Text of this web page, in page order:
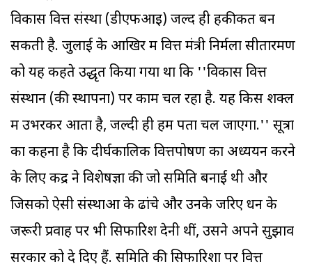
विकास वित्त संस्था (डीएफआइ) जल्द ही हकीकत बन
सकती है. जुलाई के आखिर में वित्त मंत्री निर्मला सीतारमण
को यह कहते उद्धृत किया गया था कि ''विकास वित्त
संस्थान (की स्थापना) पर काम चल रहा है. यह किस शक्ल
में उभरकर आता है, जल्दी ही हमें पता चल जाएगा.'' सूत्रों
का कहना है कि दीर्घकालिक वित्तपोषण का अध्ययन करने
के लिए केंद्र ने विशेषज्ञों की जो समिति बनाई थी और
जिसको ऐसी संस्थाओं के ढांचे और उनके जरिए धन के
जरूरी प्रवाह पर भी सिफारिशें देनी थीं, उसने अपने सुझाव
सरकार को दे दिए हैं. समिति की सिफारिशों पर वित्त